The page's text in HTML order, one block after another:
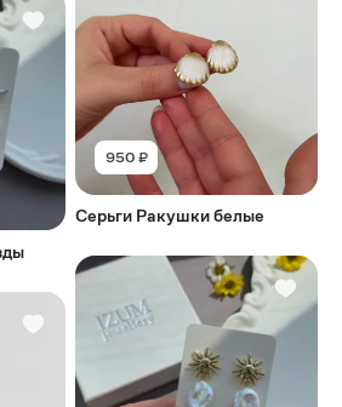
950 ₽
Серьги Ракушки белые